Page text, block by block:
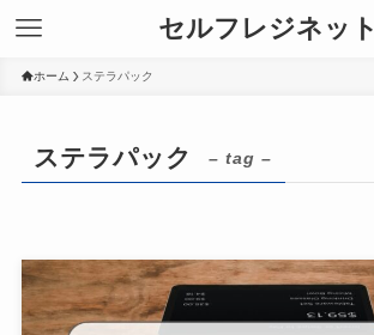
セルフレジネット
ホーム ステラパック
ステラパック – tag –